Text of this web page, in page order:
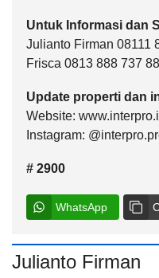
Untuk Informasi dan
Julianto Firman 08111
Frisca 0813 888 737 88
Update properti dan
Website:
Instagram:
# 2900
WhatsApp
Julianto Firman